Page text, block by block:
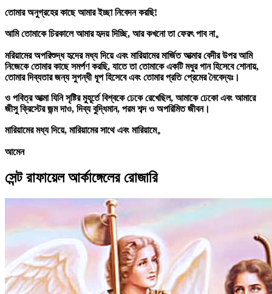
তোমার অনুগ্রহের কাছে আমার ইচ্ছা নিবেদন করছি!
আমি তোমাকে চিরকালে আমার হৃদয় দিচ্ছি, আর কখনো তা ফেরৎ পাব না。
মরিয়ামের অপরিশুদ্ধ হৃদের মধ্য দিয়ে এবং মারিয়ামের মাৰ্জিত আত্মার বেদীর উপর আমি
নিজেকে তোমার কাছে সমর্পণ করছি, যাতে তা তোমাকে একটি মধুর গান হিসেবে শোনায়,
তোমার দিব্যতার জন্য সুগন্ধী ধূপ হিসেবে এবং তোমার প্রতি প্রেমের নৈবেদ্যঃ।
ও পবিত্র আত্মা যিনি সৃষ্টির মুহূর্তে বিশ্বকে ঢেকে রেখেছিল, আমাকে ঢেকো এবং আমারে
জীসু ক্রিস্টের জন্ম দাও, দিব্য বুদ্ধিমান, পরম শব্দ ও অপরিমিত জীবন।
মারিয়ামের মধ্য দিয়ে, মারিয়ামের সাথে এবং মারিয়ামে。
আমেন
সেন্ট রাফায়েল আর্কাঙ্গেলের রোজারি